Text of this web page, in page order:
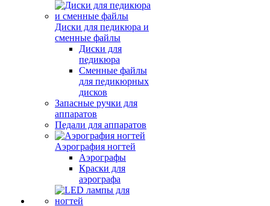
Диски для педикюра и
сменные файлы
Диски для
педикюра
Сменные файлы
для педикюрных
дисков
Запасные ручки для
аппаратов
Педали для аппаратов
Аэрография ногтей
Аэрографы
Краски для
аэрографа